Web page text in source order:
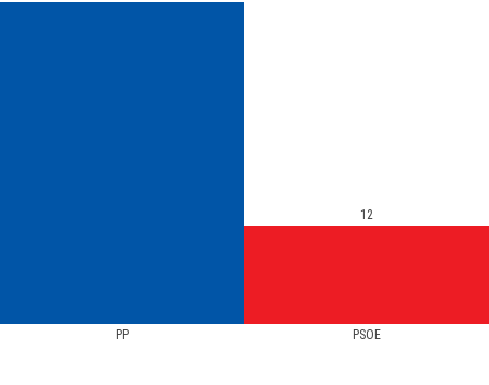
PP PSOE
12